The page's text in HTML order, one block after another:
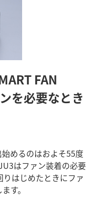
FAN
を必要なとき
めるのはおよそ55度
はファン装着の必要
はじめたときにファ
す。